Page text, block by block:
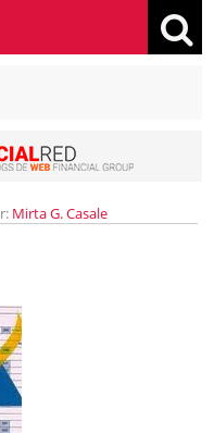
Mirta G. Casale